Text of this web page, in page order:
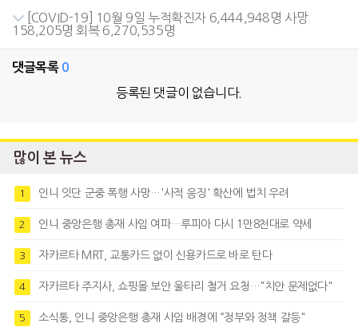
[COVID-19] 10월 9일 누적확진자 6,444,948명 사망
158,205명 회복 6,270,535명
댓글목록 0
등록된 댓글이 없습니다.
많이 본 뉴스
1 인니 잇단 군중 폭행 사망…'사적 응징' 확산에 법치 우려
2 인니 중앙은행 총재 사임 여파…루피아 다시 1만8천대로 약세
3 자카르타 MRT, 교통카드 없이 신용카드로 바로 탄다
4 자카르타 주지사, 쇼핑몰 보안 울타리 철거 요청…"치안 문제없다"
5 소식통, 인니 중앙은행 총재 사임 배경에 “정부와 정책 갈등"